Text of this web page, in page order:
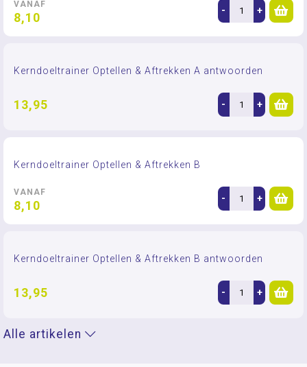
VANAF
8,10 - +
Kerndoeltrainer Optellen & Aftrekken A antwoorden
13,95 - +
Kerndoeltrainer Optellen & Aftrekken B
VANAF
8,10 - +
Kerndoeltrainer Optellen & Aftrekken B antwoorden
13,95 - +
Alle artikelen